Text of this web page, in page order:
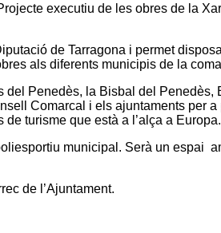
executiu de les obres de la
de Tarragona i permet
als diferents municipis de la
Penedès, la Bisbal del
Comarcal i els ajuntaments per
de turisme que està a l’alça a Europa.
municipal. Serà un espai
de l’Ajuntament.